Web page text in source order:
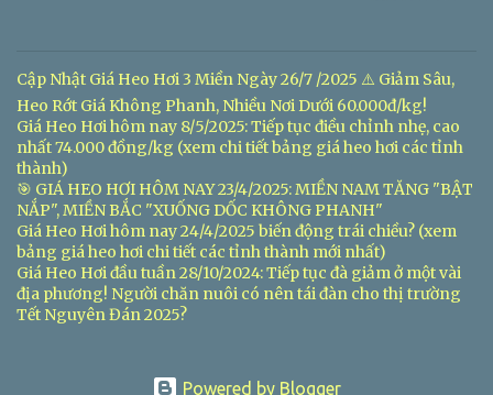
Biển Không Còn Gồm Cả Dây – Người Bán Đổi Cách, Khách Đổi
Niềm Tin
Cập Nhật Giá Heo Hơi 3 Miền Ngày 26/7 /2025 ⚠️ Giảm Sâu,
Heo Rớt Giá Không Phanh, Nhiều Nơi Dưới 60.000đ/kg!
Giá Heo Hơi hôm nay 8/5/2025: Tiếp tục điều chỉnh nhẹ, cao
nhất 74.000 đồng/kg (xem chi tiết bảng giá heo hơi các tỉnh
thành)
🎯 GIÁ HEO HƠI HÔM NAY 23/4/2025: MIỀN NAM TĂNG "BẬT
NẮP", MIỀN BẮC "XUỐNG DỐC KHÔNG PHANH"
Giá Heo Hơi hôm nay 24/4/2025 biến động trái chiều? (xem
bảng giá heo hơi chi tiết các tỉnh thành mới nhất)
Giá Heo Hơi đầu tuần 28/10/2024: Tiếp tục đà giảm ở một vài
địa phương! Người chăn nuôi có nên tái đàn cho thị trường
Tết Nguyên Đán 2025?
Powered by Blogger